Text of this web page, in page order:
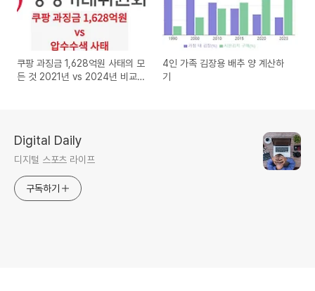
쿠팡 과징금 1,628억원 사태의 모
든 것 2021년 vs 2024년 비교
4인 가족 김장용 배추 양 계산하
기
Digital Daily
디지털 스포츠 라이프
구독하기